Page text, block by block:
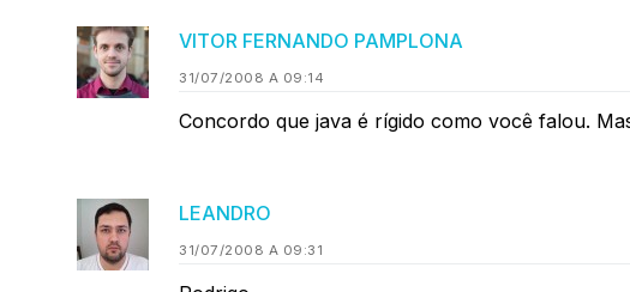
VITOR FERNANDO PAMPLONA
31/07/2008 A 09:14
Concordo que java é rígido como você falou.
LEANDRO
31/07/2008 A 09:31